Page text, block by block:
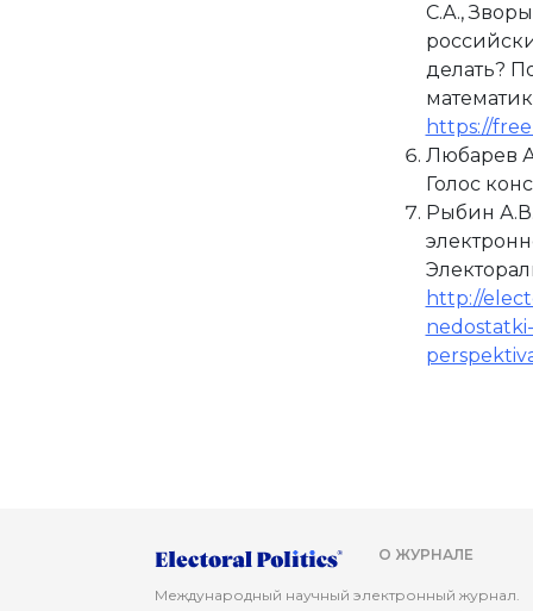
С.А.,
делать?
https://
Любарев
Голос
Рыбин
http://
О ЖУРНАЛЕ
Международный научный электронный журнал.